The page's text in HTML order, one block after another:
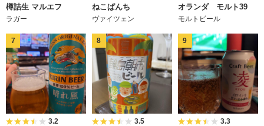
樽詰生 マルエフ
ラガー
ねこぱんち
ヴァイツェン
オランダ モルト39
モルトビール
3.2 3.5 3.3